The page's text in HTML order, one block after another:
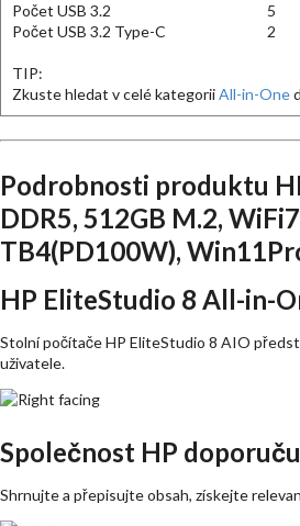
Počet USB 3.2
5
Počet USB 3.2 Type-C
2
TIP:
Zkuste hledat v celé kategoriiAll-in-One
Podrobnosti produktu
DDR5, 512GB M.2,
TB4(PD100W),
HP EliteStudio 8 All-in-
Stolní počítače HP EliteStudio 8 AIO
uživatele.
Společnost HP
Shrnujte a přepisujte obsah, získejte